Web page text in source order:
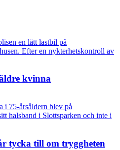
en lätt lastbil på
Efter en nykterhetskontroll av
kvinna
75-årsåldern blev på
halsband i Slottsparken och inte i
tycka till om tryggheten